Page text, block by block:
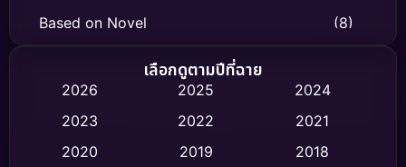
Based on Novel (8)
Biography ชีวิตจริง
Classic หนังคลาสสิก (47)
เลือกดูตามปีที่ฉาย
2026 2025
2024
2023
2022
2021
2020
2019
2018